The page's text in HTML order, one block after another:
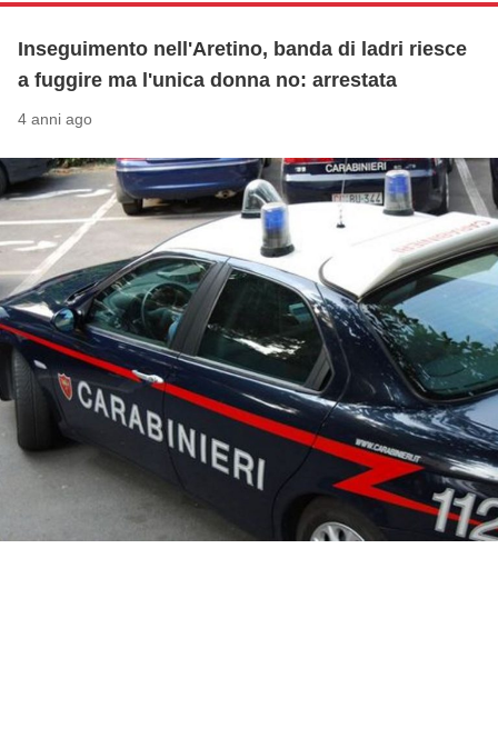
Inseguimento nell'Aretino, banda di ladri riesce
a fuggire ma l'unica donna no: arrestata
4 anni ago